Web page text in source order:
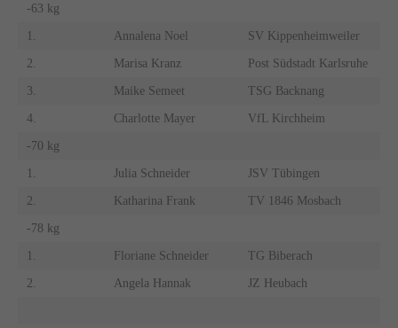
-63 kg
1. Annalena Noel SV Kippenheimweiler
2. Marisa Kranz Post Südstadt Karlsruhe
3. Maike Semeet TSG Backnang
4. Charlotte Mayer VfL Kirchheim
-70 kg
1. Julia Schneider JSV Tübingen
2. Katharina Frank TV 1846 Mosbach
-78 kg
1. Floriane Schneider TG Biberach
2. Angela Hannak JZ Heubach